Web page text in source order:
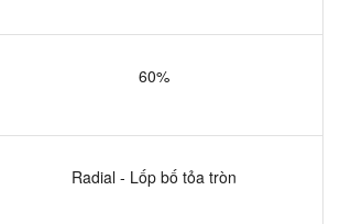
60%
Radial - Lốp bố tỏa tròn